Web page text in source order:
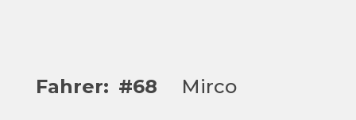
Fahrer: #68 Mirco